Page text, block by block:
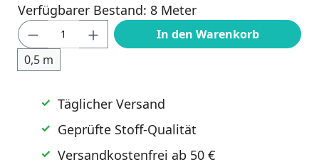
Verfügbarer Bestand: 8 Meter
Produkt Anzahl: Gib den gewünschten
0,5 m
In den Warenkorb
Täglicher Versand
Geprüfte Stoff-Qualität
Versandkostenfrei ab 50 €